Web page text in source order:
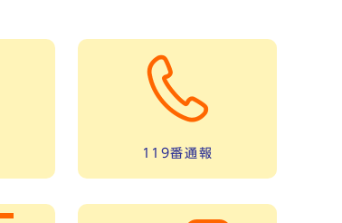
119番通報